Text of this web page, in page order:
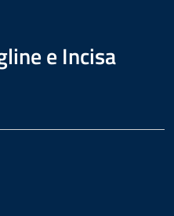
e Incisa